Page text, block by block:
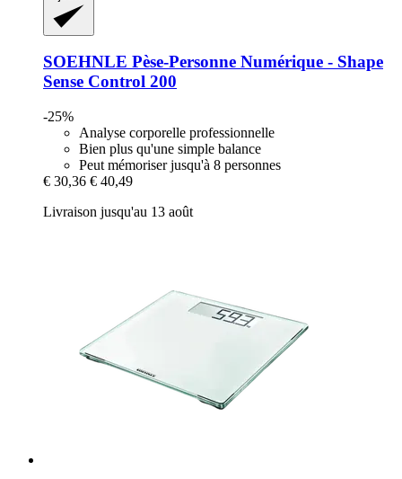
SOEHNLE Pèse-​Personne Numérique -​ Shape
Sense Control 200
-25%
Analyse corporelle professionnelle
Bien plus qu'une simple balance
Peut mémoriser jusqu'à 8 personnes
€ 30,36 € 40,49
Livraison jusqu'au 13 août